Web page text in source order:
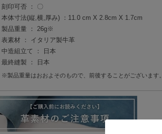
刻印可否 ： 〇
本体寸法(縦,横,厚み) ：11.0 cm X 2.8cm X 1.7cm
製品重量 ： 26g※
表素材 ： イタリア製牛革
中造組立て ： 日本
最終縫製 ： 日本
※製品重量はおおよそのもので、前後することがございます。